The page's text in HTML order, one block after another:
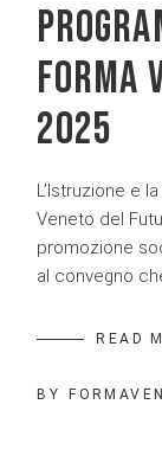
FORMA
2025
L’Istruzione e
Veneto del
promozione
al convegno
READ
BY